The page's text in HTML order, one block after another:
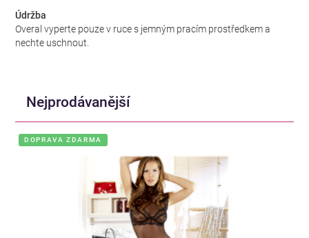
Údržba
Overal vyperte pouze v ruce s jemným pracím prostředkem a
nechte uschnout.
Nejprodávanější
DOPRAVA ZDARMA